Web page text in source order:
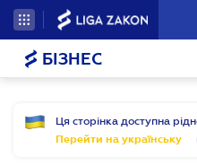
БІЗНЕС
Ця сторінка доступна
Перейти на українську